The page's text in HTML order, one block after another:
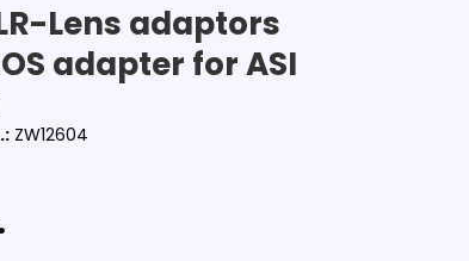
Lens adaptors
adapter for ASI
ZW12604